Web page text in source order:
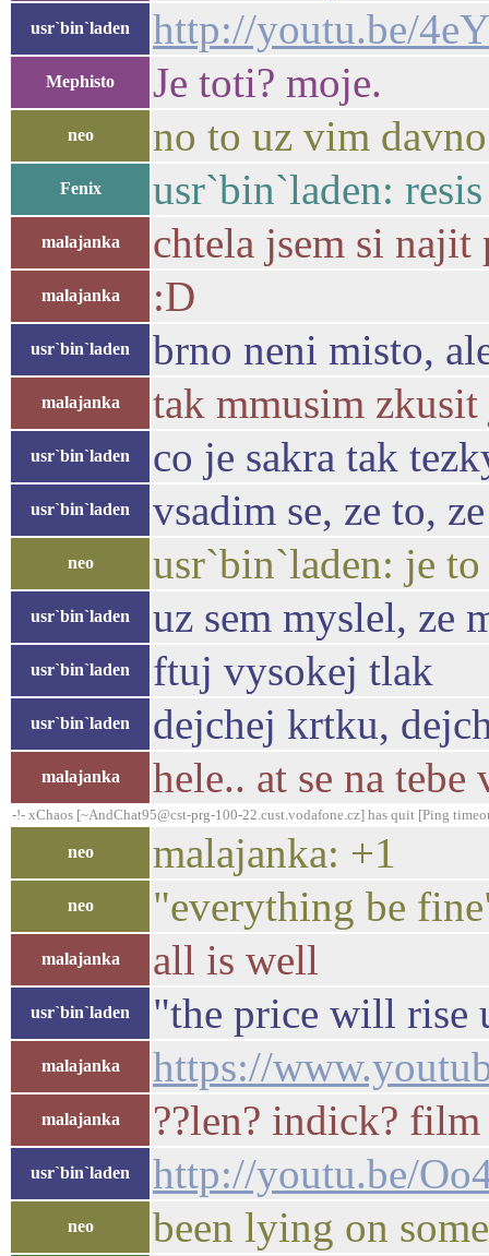
usr`bin`laden http://youtu.be/
Mephisto Je toti? moje.
neo no to uz vim
Fenix usr`bin`laden:
malajanka chtela jsem si najit
malajanka :D
usr`bin`laden brno neni misto,
malajanka tak mmusim
usr`bin`laden co je sakra tak
usr`bin`laden vsadim se, ze to,
neo usr`bin`laden: je
usr`bin`laden uz sem myslel, ze
usr`bin`laden ftuj vysokej tlak
usr`bin`laden dejchej krtku,
malajanka hele.. at se na
-!- xChaos [~AndChat95@cst-prg-100-22.cust.vodafone.cz] has quit [Ping
neo malajanka: +1
neo "everything be
malajanka all is well
usr`bin`laden "the price will rise
malajanka https://
malajanka ??len? indick?
usr`bin`laden http://youtu.be/
neo been lying on